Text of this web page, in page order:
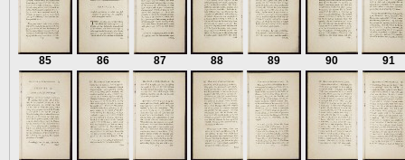
85 86 87 88 89 90 91